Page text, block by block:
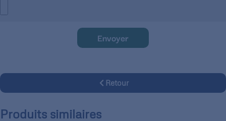
Envoyer
Retour
Produits similaires